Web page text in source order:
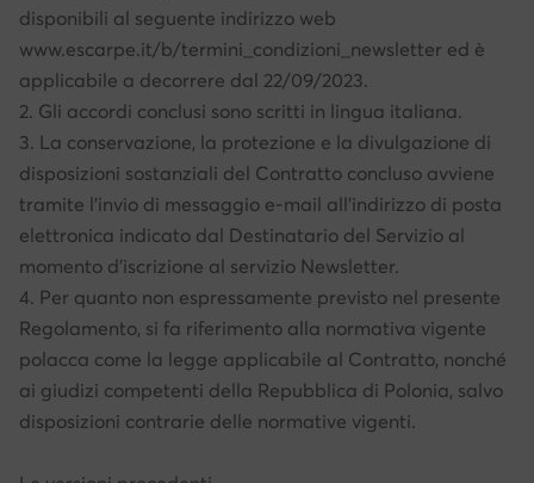
disponibili al seguente indirizzo web
www.escarpe.it/b/termini_condizioni_newsletter ed è
applicabile a decorrere dal 22/09/2023.
2. Gli accordi conclusi sono scritti in lingua italiana.
3. La conservazione, la protezione e la divulgazione di
disposizioni sostanziali del Contratto concluso avviene
tramite l’invio di messaggio e-mail all’indirizzo di posta
elettronica indicato dal Destinatario del Servizio al
momento d’iscrizione al servizio Newsletter.
4. Per quanto non espressamente previsto nel presente
Regolamento, si fa riferimento alla normativa vigente
polacca come la legge applicabile al Contratto, nonché
ai giudizi competenti della Repubblica di Polonia, salvo
disposizioni contrarie delle normative vigenti.